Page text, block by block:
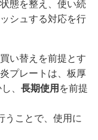
態を整え、使い続
シュする対応を行
い替えを前提とす
プレートは、板厚
、 長期使用 を前提
うことで、使用に